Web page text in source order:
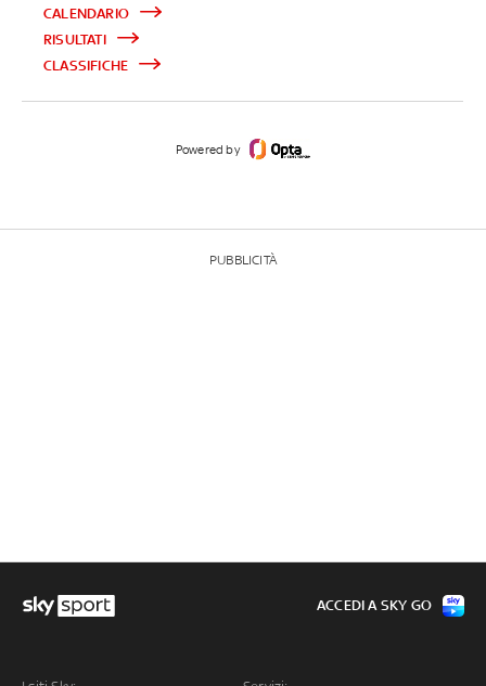
CALENDARIO
RISULTATI
CLASSIFICHE
Powered by
PUBBLICITÀ
ACCEDI A SKY GO